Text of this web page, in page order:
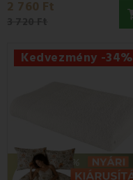
2 760 Ft
Kedvezmény -34%